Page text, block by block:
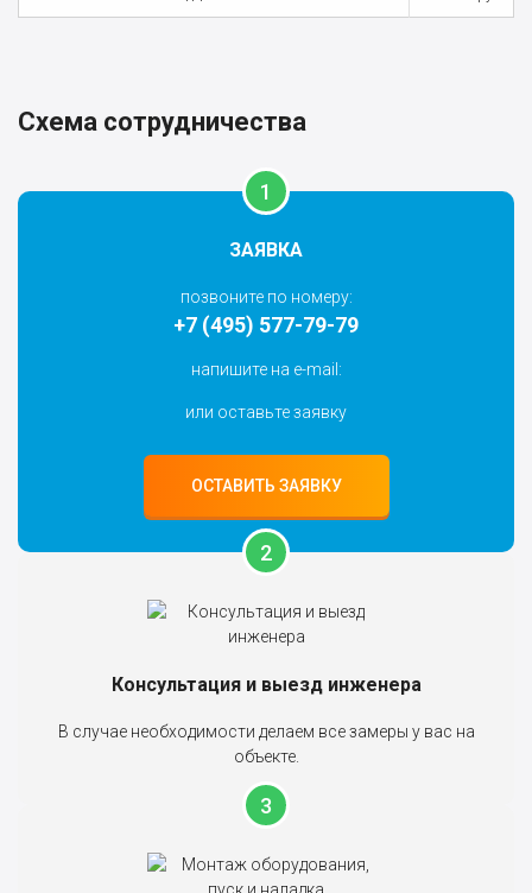
Схема сотрудничества
ЗАЯВКА
позвоните по номеру:
+7 (495) 577-79-79
напишите на e-mail:
или оставьте заявку
ОСТАВИТЬ ЗАЯВКУ
Консультация и выезд инженера
В случае необходимости делаем все замеры у вас на
объекте.